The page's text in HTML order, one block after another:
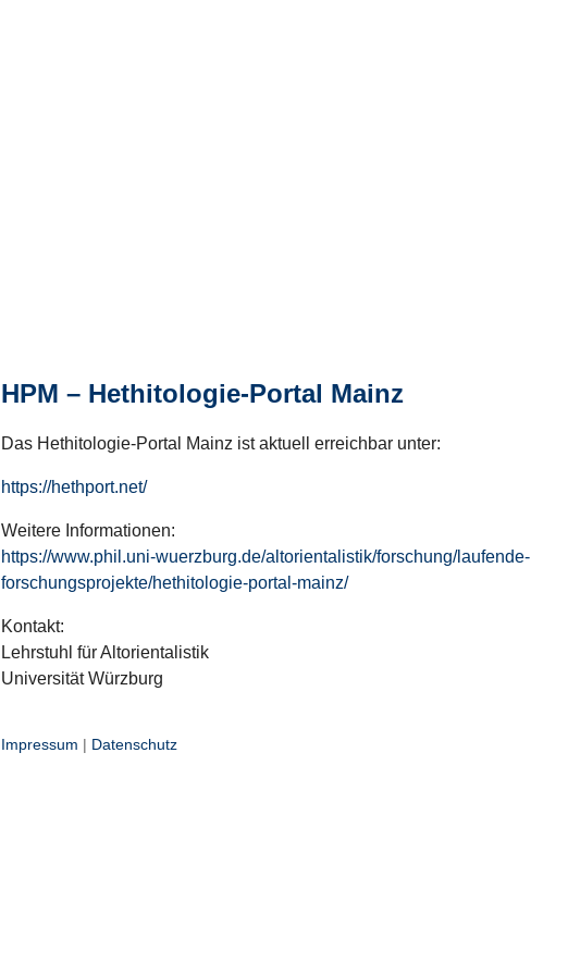
HPM – Hethitologie-Portal Mainz
Das Hethitologie-Portal Mainz ist aktuell erreichbar unter:
https://hethport.net/
Weitere Informationen:
https://www.phil.uni-wuerzburg.de/altorientalistik/forschung/laufende-
forschungsprojekte/hethitologie-portal-mainz/
Kontakt:
Lehrstuhl für Altorientalistik
Universität Würzburg
Impressum | Datenschutz